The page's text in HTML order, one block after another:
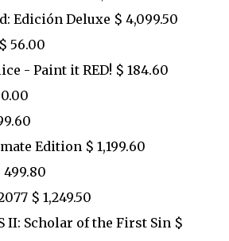
Edición Deluxe $ 4,099.50
56.00
- Paint it RED! $ 184.60
Edition $ 1,199.60
$ 1,249.50
II: Scholar of the First Sin $